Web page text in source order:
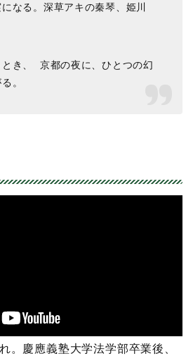
なる。深草アキの秦琴、姫川
き、 京都の夜に、ひとつの幻
。
。慶應義塾大学法学部卒業後、